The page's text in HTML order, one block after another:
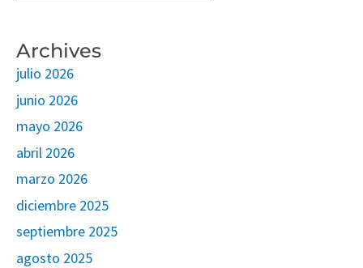
Archives
julio 2026
junio 2026
mayo 2026
abril 2026
marzo 2026
diciembre 2025
septiembre 2025
agosto 2025